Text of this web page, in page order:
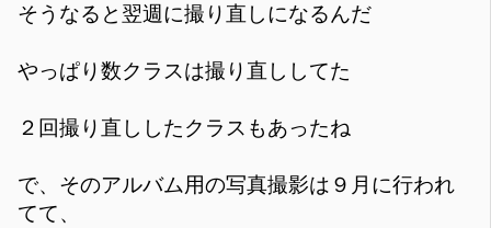
そうなると翌週に撮り直しになるんだ
やっぱり数クラスは撮り直ししてた
２回撮り直ししたクラスもあったね
で、そのアルバム用の写真撮影は９月に行われ
てて、